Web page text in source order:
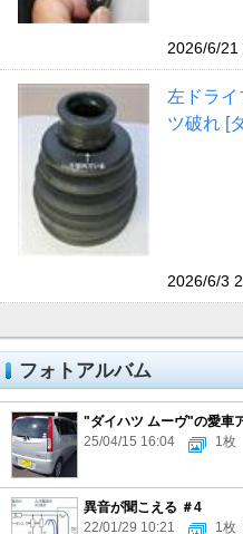
2026/6/21
左ドラ
ツ破れ [
2026/6/3
フォトアルバム
"ダイハツ ムーヴ"の愛車
25/04/15 16:04
1枚
異音が聞こえる ＃4
22/01/29 10:21
1枚